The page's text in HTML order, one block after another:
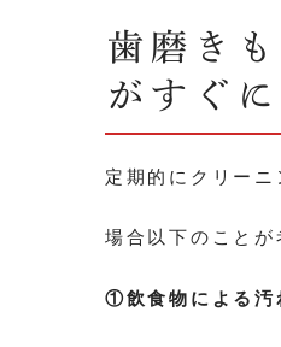
歯磨き
がすぐ
定期的にクリー
場合以下のことが
①飲食物による汚